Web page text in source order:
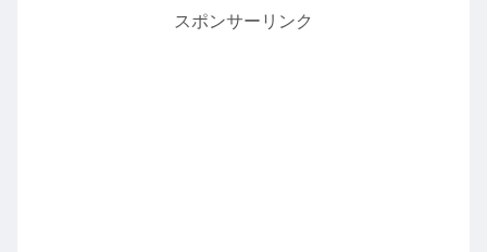
スポンサーリンク